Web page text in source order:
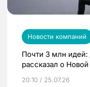
Новости компаний
Почти 3 млн
рассказал о
20:10 / 25.07.26